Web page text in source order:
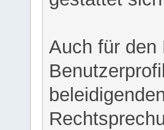
Auch für den